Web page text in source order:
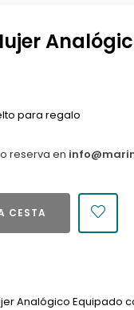
para regalo
reserva en
CESTA
Analógico Equipado